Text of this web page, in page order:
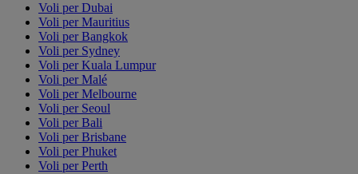
Voli per Dubai
Voli per Mauritius
Voli per Bangkok
Voli per Sydney
Voli per Kuala Lumpur
Voli per Malé
Voli per Melbourne
Voli per Seoul
Voli per Bali
Voli per Brisbane
Voli per Phuket
Voli per Perth